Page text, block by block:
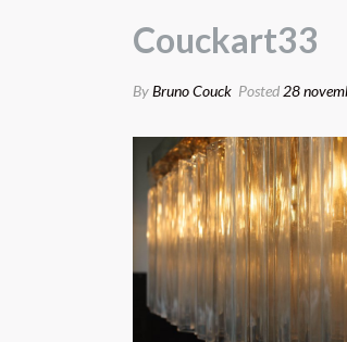
Couckart33
ByBruno Couck Posted 28